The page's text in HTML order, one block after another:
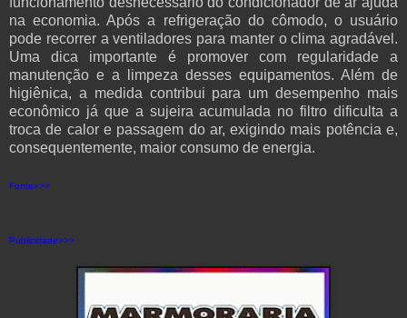
na economia. Após a refrigeração do cômodo, o usuário
pode recorrer a ventiladores para manter o clima agradável.
Uma dica importante é promover com regularidade a
manutenção e a limpeza desses equipamentos. Além de
higiênica, a medida contribui para um desempenho mais
econômico já que a sujeira acumulada no filtro dificulta a
troca de calor e passagem do ar, exigindo mais potência e,
consequentemente, maior consumo de energia.
Fonte>>>
Publicidade>>>